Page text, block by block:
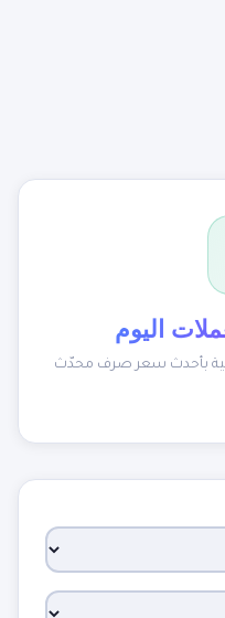
اليوم
بأحدث سعر صرف محدّث